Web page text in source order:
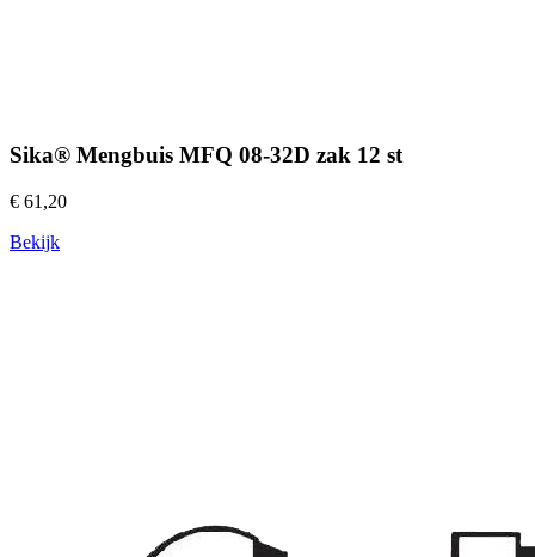
Sika® Mengbuis MFQ 08-32D zak 12 st
€ 61,20
Bekijk